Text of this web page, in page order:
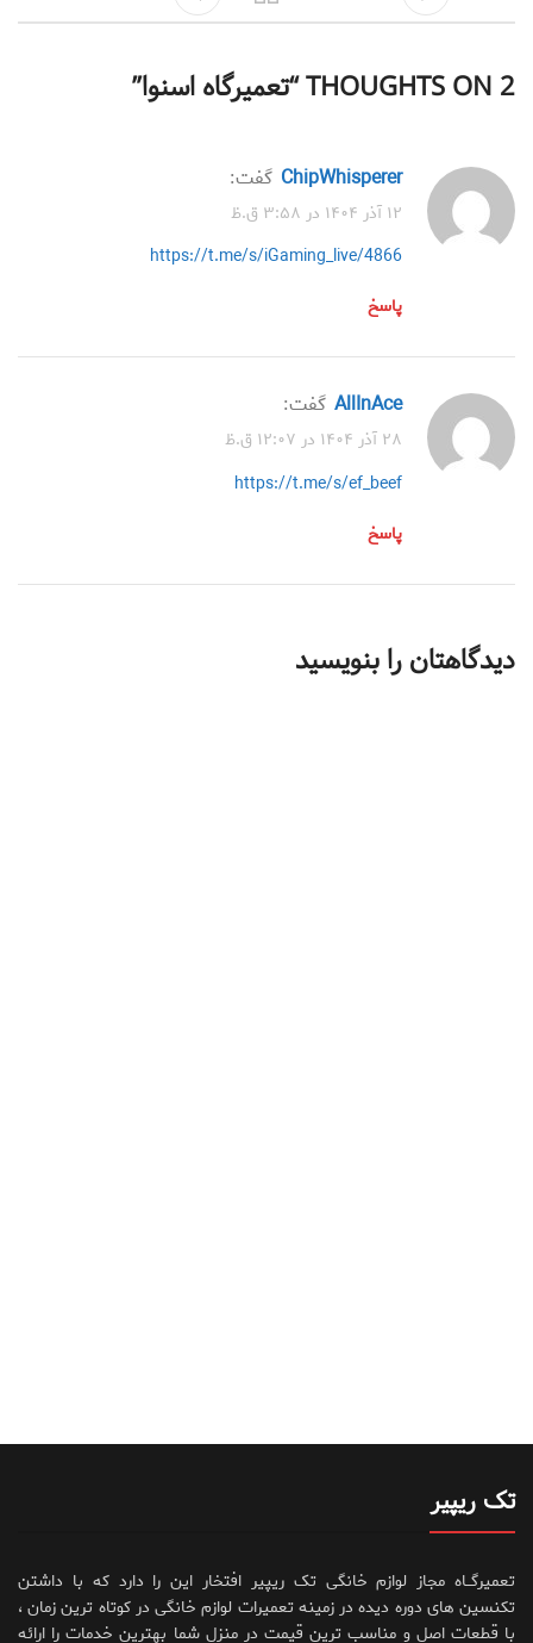
2 THOUGHTS ON “ تعمیرگاه اسنوا”
ChipWhisperer گفت:
۱۲ آذر ۱۴۰۴ در ۳:۵۸ ق.ظ
https://t.me/s/iGaming_live/4866
پاسخ
AllInAce گفت:
۲۸ آذر ۱۴۰۴ در ۱۲:۰۷ ق.ظ
https://t.me/s/ef_beef
پاسخ
دیدگاهتان را بنویسید
تک ریپیر
تعمیرگــاه مجاز لوازم خانگی تک ریپیر افتخار این را دارد که با داشتن
تکنسین های دوره دیده در زمینه تعمیرات لوازم خانگی در کوتاه ترین زمان ،
با قطعات اصل و مناسب ترین قیمت در منزل شما بهترین خدمات را ارائه